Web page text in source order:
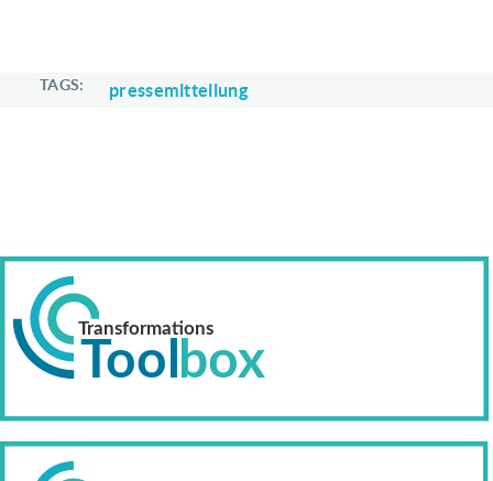
TAGS pressemitteilung